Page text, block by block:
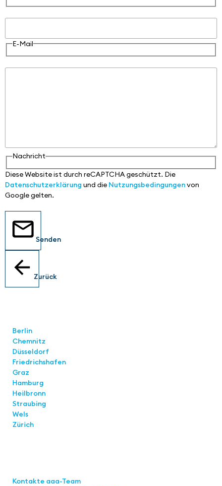
E-Mail
Nachricht
Diese Website ist durch reCAPTCHA geschützt. Die
Datenschutzerklärung und die Nutzungsbedingungenvon
Google gelten.
Senden
Zurück
Berlin
Chemnitz
Düsseldorf
Friedrichshafen
Graz
Hamburg
Heilbronn
Straubing
Wels
Zürich
Kontakte aaa-Team